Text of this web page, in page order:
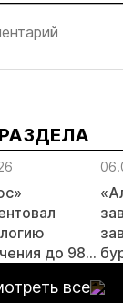
до 98%
все